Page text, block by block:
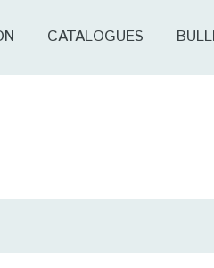
CATALOGUES